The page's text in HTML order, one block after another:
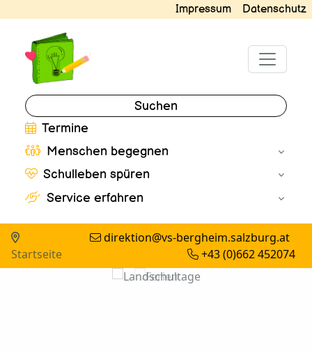
Impressum Datenschutz
Suchen
Termine
Menschen begegnen
Schulleben spüren
Service erfahren
Startseite
direktion@vs-bergheim.salzburg.at
+43 (0)662 452074